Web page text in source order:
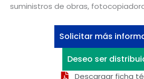
suministros de obras,
Solicitar más
Deseo ser
Descargar ficha